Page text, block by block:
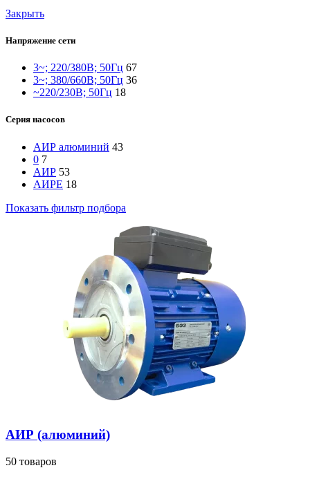
Закрыть
Напряжение сети
3~; 220/380В; 50Гц 67
3~; 380/660В; 50Гц 36
~220/230В; 50Гц 18
Серия насосов
АИР алюминий 43
0 7
АИР 53
АИРЕ 18
Показать фильтр подбора
АИР (алюминий)
50 товаров